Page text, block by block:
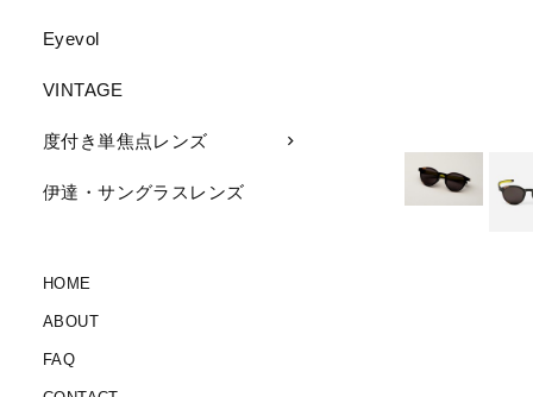
Eyevol
VINTAGE
度付き単焦点レンズ
伊達・サングラスレンズ
HOME
ABOUT
FAQ